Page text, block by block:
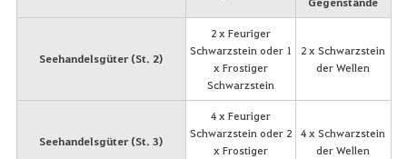
Seehandelsgüter (St. 2)
2 x Feuriger
Schwarzstein oder 1
x Frostiger
Schwarzstein
2 x Schwarzstein
der Wellen
Seehandelsgüter (St. 3)
4 x Feuriger
Schwarzstein oder 2
x Frostiger
4 x Schwarzstein
der Wellen